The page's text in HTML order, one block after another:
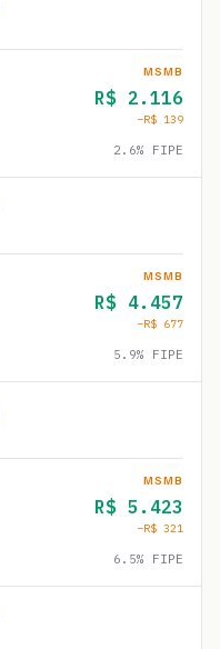
MSMB
R$ 2.116
−R$ 139
2.6% FIPE
MSMB
R$ 4.457
−R$ 677
5.9% FIPE
MSMB
R$ 5.423
−R$ 321
6.5% FIPE